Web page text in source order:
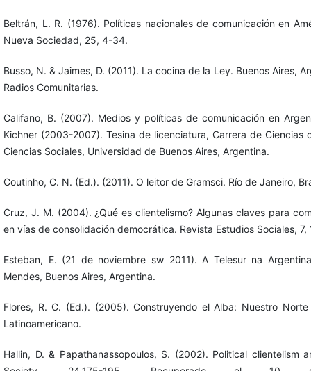
Beltrán, L. R. (1976). Políticas nacionales de comunicación en
Nueva Sociedad, 25, 4-34.
Busso, N. & Jaimes, D. (2011). La cocina de la Ley. Buenos Aires,
Radios Comunitarias.
Califano, B. (2007). Medios y políticas de comunicación en
Kichner (2003-2007). Tesina de licenciatura, Carrera de Ciencias
Ciencias Sociales, Universidad de Buenos Aires, Argentina.
Coutinho, C. N. (Ed.). (2011). O leitor de Gramsci. Río de Janeiro,
Cruz, J. M. (2004). ¿Qué es clientelismo? Algunas claves para
en vías de consolidación democrática. Revista Estudios Sociales, 7,
Esteban, E. (21 de noviembre sw 2011). A Telesur na
Mendes, Buenos Aires, Argentina.
Flores, R. C. (Ed.). (2005). Construyendo el Alba: Nuestro
Latinoamericano.
Hallin, D. & Papathanassopoulos, S. (2002). Political clientelism